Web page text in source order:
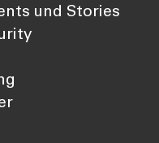
und Stories